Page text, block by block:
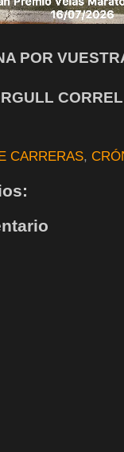
POR
CARRERAS,